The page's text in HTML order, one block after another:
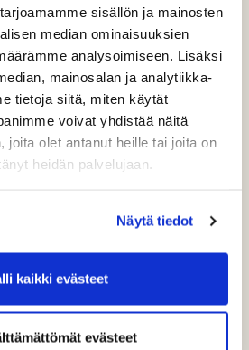
sisällön ja mainosten
median ominaisuuksien
analysoimiseen. Lisäksi
mainosalan ja analytiikka-
tietoja siitä, miten käytät
voivat yhdistää näitä
joita olet antanut heille tai joita on
heidän palvelujaan.
Näytä tiedot
kaikki evästeet
evästeet